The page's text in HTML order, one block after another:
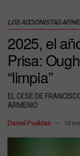
LOS ACCIONISTAS
2025, el
Prisa:
“limpia”
EL CESE DE
ARMENIO
Daniel Pueblas 10